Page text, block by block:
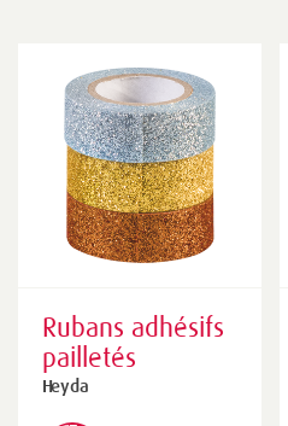
Rubans adhésifs
pailletés
Heyda